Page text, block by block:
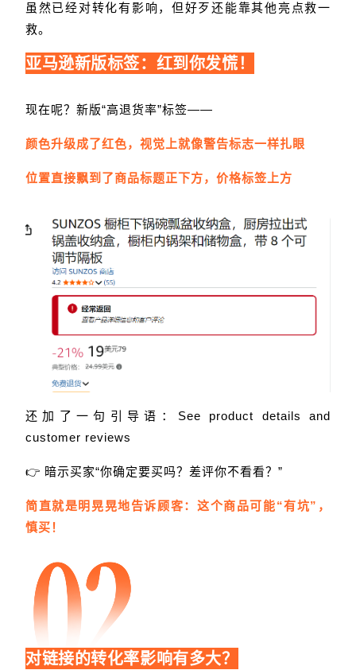
虽然已经对转化有影响，但好歹还能靠其他亮点救一
救。
亚马逊新版标签：红到你发慌！
现在呢？新版“高退货率”标签——
颜色升级成了红色，视觉上就像警告标志一样扎眼
位置直接飘到了商品标题正下方，价格标签上方
还加了一句引导语：See product details and
customer reviews
👉 暗示买家“你确定要买吗？差评你不看看？”
简直就是明晃晃地告诉顾客：这个商品可能“有坑”，
慎买！
对链接的转化率影响有多大？